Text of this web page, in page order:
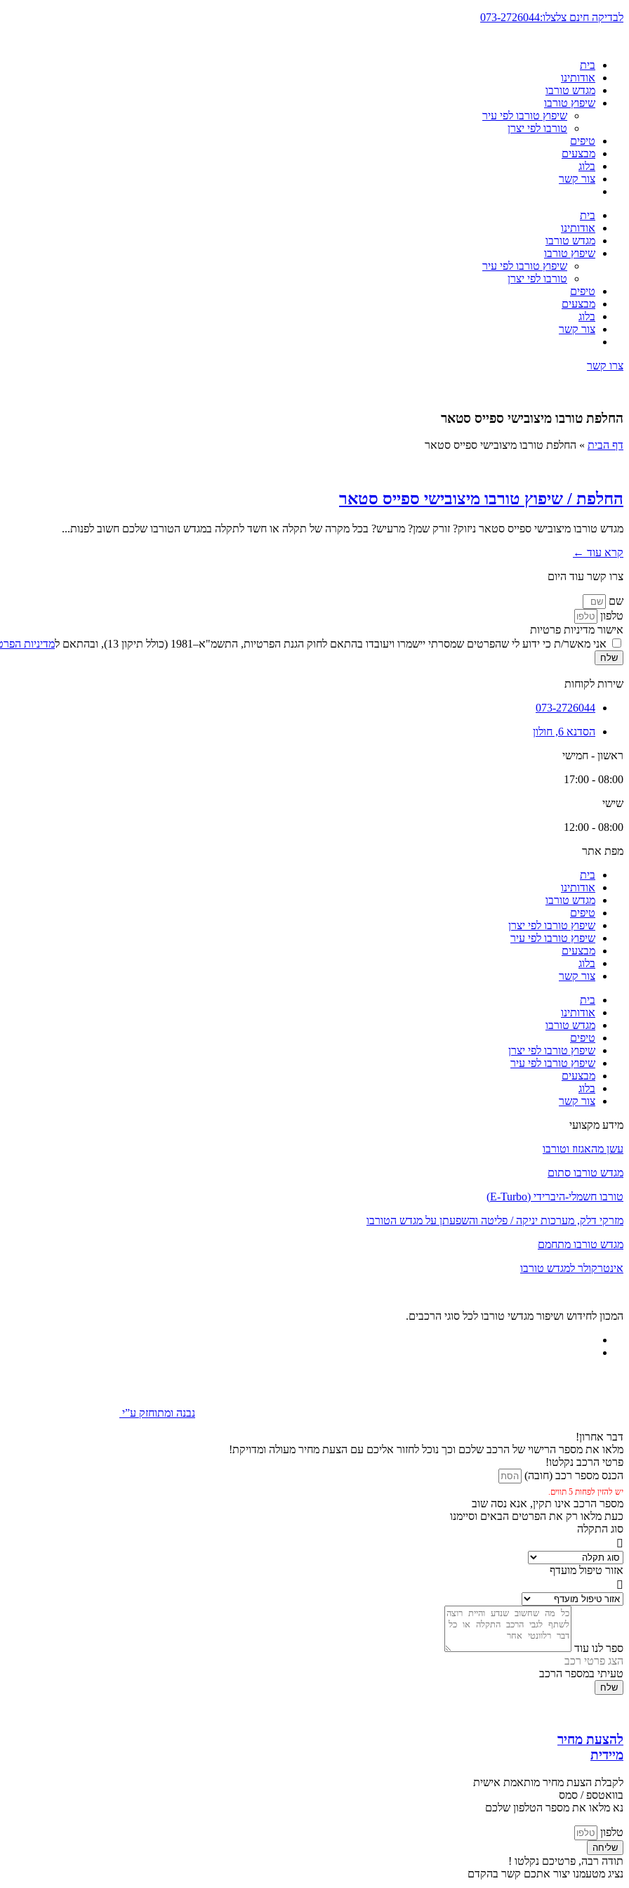
דלג
לבדיקה חינם צלצלו:073-2726044
בית
אודותינו
מגדש טורבו
שיפוץ טורבו
שיפוץ טורבו לפי עיר
טורבו לפי יצרן
טיפים
מבצעים
בלוג
צור קשר
בית
אודותינו
מגדש טורבו
שיפוץ טורבו
שיפוץ טורבו לפי עיר
טורבו לפי יצרן
טיפים
מבצעים
בלוג
צור קשר
צרו קשר
החלפת טורבו מיצובישי ספייס סטאר
דף הבית » החלפת טורבו מיצובישי ספייס סטאר
החלפת / שיפוץ טורבו מיצובישי ספייס סטאר
מגדש טורבו מיצובישי ספייס סטאר ניזוק? זורק שמן? מרעיש? בכל מקרה של תקלה או חשד לתקלה במגדש הטורבו שלכם חשוב לפנות...
קרא עוד ←
צרו קשר עוד היום
שם
טלפון
אישור מדיניות פרטיות
אני מאשר/ת כי ידוע לי שהפרטים שמסרתי יישמרו ויעובדו בהתאם לחוק הגנת הפרטיות, התשמ"א–1981 (כולל תיקון 13), ובהתאם ל
מדיניות
שלח
שירות לקוחות
073-2726044
הסדנא 6, חולון
ראשון - חמישי
08:00 - 17:00
שישי
08:00 - 12:00
מפת אתר
בית
אודותינו
מגדש טורבו
טיפים
שיפוץ טורבו לפי יצרן
שיפוץ טורבו לפי עיר
מבצעים
בלוג
צור קשר
בית
אודותינו
מגדש טורבו
טיפים
שיפוץ טורבו לפי יצרן
שיפוץ טורבו לפי עיר
מבצעים
בלוג
צור קשר
מידע מקצועי
עשן מהאגזוז וטורבו
מגדש טורבו סתום
טורבו חשמלי-היברידי (E-Turbo)
מזרקי דלק, מערכות יניקה / פליטה והשפעתן על מגדש הטורבו
מגדש טורבו מתחמם
אינטרקולר למגדש טורבו
המכון לחידוש ושיפור מגדשי טורבו לכל סוגי הרכבים.
נבנה ומתוחזק ע”י
דבר אחרון!
מלאו את מספר הרישוי של הרכב שלכם וכך נוכל לחזור אליכם עם הצעת מחיר מעולה ומדויקת!
פרטי הרכב נקלטו!
הכנס מספר רכב (חובה)
יש להזין לפחות 5 תווים.
מספר הרכב אינו תקין, אנא נסה שוב
כעת מלאו רק את הפרטים הבאים וסיימנו
סוג התקלה
אזור טיפול מועדף
ספר לנו עוד
הצג פרטי רכב
טעיתי במספר הרכב
שלח
להצעת מחיר
מיידית
לקבלת הצעת מחיר מותאמת אישית
בוואטספ / סמס
נא מלאו את מספר הטלפון שלכם
טלפון
שליחה
תודה רבה, פרטיכם נקלטו !
נציג מטעמנו יצור אתכם קשר בהקדם